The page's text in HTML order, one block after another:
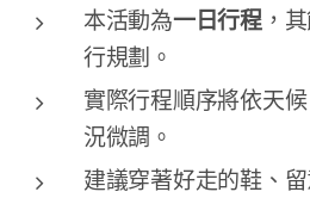
本活動為一日行程，
行規劃。
實際行程順序將依天
況微調。
建議穿著好走的鞋、